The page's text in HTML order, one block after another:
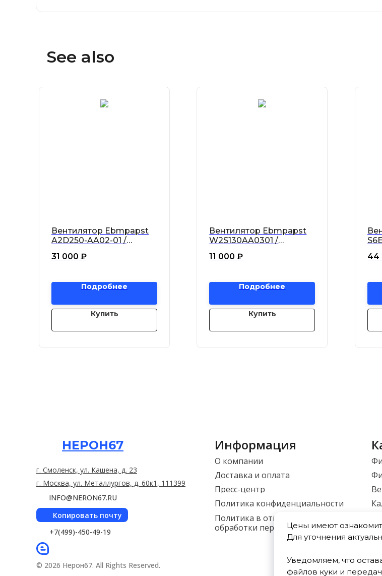
Цены имеют
Для уточнения
Уведомляем, что
файлов куки и
See also
Вентилятор Ebmpapst
A2D250-AA02-01 /
31 000 ₽
Подробнее
Купить
Вентилятор Ebmpapst
W2S130AA0301 /
11 000 ₽
Подробнее
Купить
44
НЕРОН67 Информация
Доставка и оплата
Пресс-центр
О компании
INFO@NERON67.RU
+7(499)-450-49-19
Политика конфиденциальности
Политика в отношении
обработки персональных данных
© 2026 Нерон67. All Rights Reserved.
Копировать почту
г. Смоленск, ул. Кашена, д. 23
г. Москва, ул. Металлургов, д. 60к1, 111399